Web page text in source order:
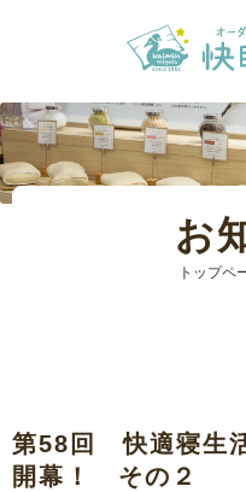
お
トップペ
第58回 快適寝生
開幕！ その２